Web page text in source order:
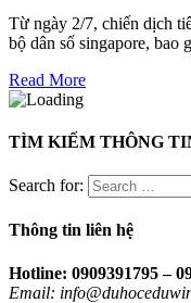
Từ ngày 2/7, chiến dịch
bộ dân số singapore, bao
Read More
TÌM KIẾM THÔNG
Search for:
Thông tin liên hệ
Hotline: 0909391795 –
Email: